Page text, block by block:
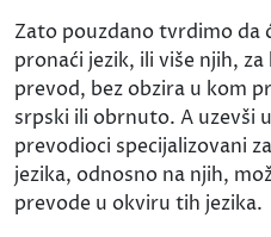
Zato pouzdano tvrdimo da
pronaći jezik, ili više njih,
prevod, bez obzira u kom
srpski ili obrnuto. A uzevši
prevodioci specijalizovani
jezika, odnosno na njih,
prevode u okviru tih jezika.